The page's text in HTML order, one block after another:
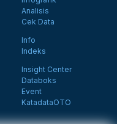
Analisis
Cek Data
Info
Indeks
Insight Center
Databoks
Event
KatadataOTO